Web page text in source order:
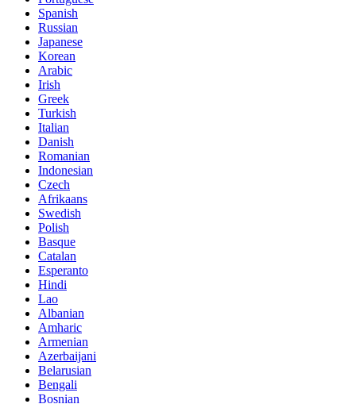
Spanish
Russian
Japanese
Korean
Arabic
Irish
Greek
Turkish
Italian
Danish
Romanian
Indonesian
Czech
Afrikaans
Swedish
Polish
Basque
Catalan
Esperanto
Hindi
Lao
Albanian
Amharic
Armenian
Azerbaijani
Belarusian
Bengali
Bosnian